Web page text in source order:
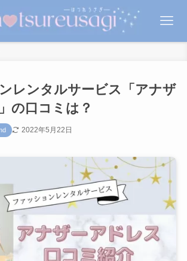
レンタルサービス「アナザ
の口コミは？
2022年5月22日